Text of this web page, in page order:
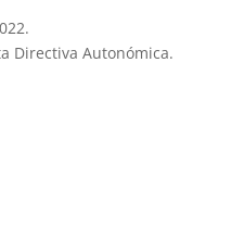
Directiva Autonómica.